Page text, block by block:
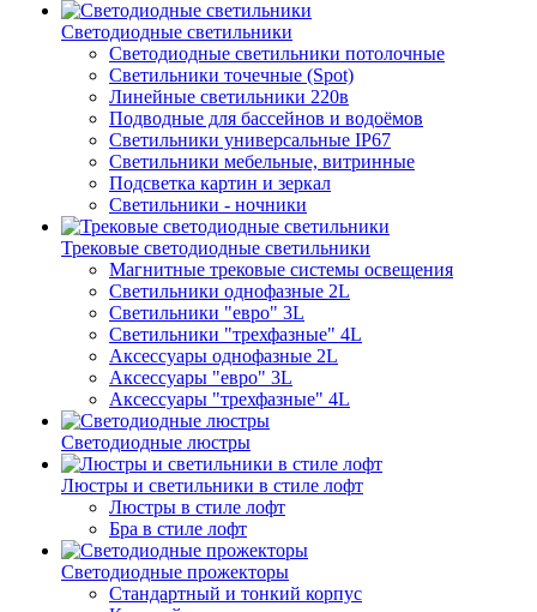
Светодиодные светильники
Светодиодные светильники потолочные
Светильники точечные (Spot)
Линейные светильники 220в
Подводные для бассейнов и водоёмов
Светильники универсальные IP67
Светильники мебельные, витринные
Подсветка картин и зеркал
Светильники - ночники
Трековые светодиодные светильники
Магнитные трековые системы освещения
Светильники однофазные 2L
Светильники "евро" 3L
Светильники "трехфазные" 4L
Аксессуары однофазные 2L
Аксессуары "евро" 3L
Аксессуары "трехфазные" 4L
Светодиодные люстры
Люстры и светильники в стиле лофт
Люстры в стиле лофт
Бра в стиле лофт
Светодиодные прожекторы
Стандартный и тонкий корпус